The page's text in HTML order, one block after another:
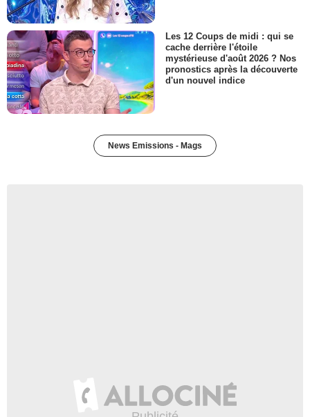
Les 12 Coups de midi : qui se
cache derrière l'étoile
mystérieuse d'août 2026 ? Nos
pronostics après la découverte
d'un nouvel indice
News Emissions - Mags